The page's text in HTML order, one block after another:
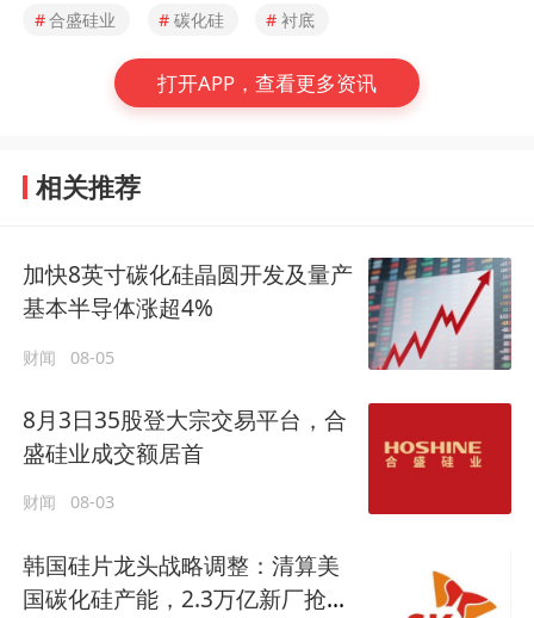
#合盛硅业 # 碳化硅 # 衬底
打开APP，查看更多资讯
相关推荐
加快8英寸碳化硅晶圆开发及量产
基本半导体涨超4%
财闻 08-05
8月3日35股登大宗交易平台，合
盛硅业成交额居首
财闻 08-03
韩国硅片龙头战略调整：清算美
国碳化硅产能，2.3万亿新厂抢抓